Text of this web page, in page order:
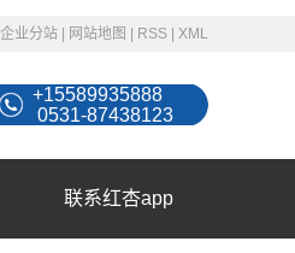
企业分站 网站地图 RSS XML
+15589935888
0531-87438123
联系红杏app